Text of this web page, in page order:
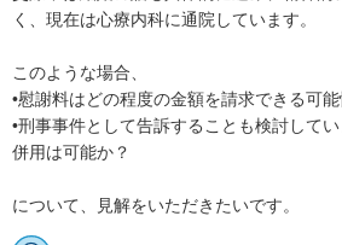
く、現在は心療内科に通院しています。
このような場合、
•慰謝料はどの程度の金額を請求できる可
•刑事事件として告訴することも検討して
併用は可能か？
について、見解をいただきたいです。